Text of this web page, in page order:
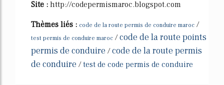
Site : http://codepermismaroc.blogspot.com
Thèmes liés : code de la route permis de conduire maroc /
test permis de conduire maroc /code de la route points
permis de conduire /code de la route permis
de conduire /test de code permis de conduire